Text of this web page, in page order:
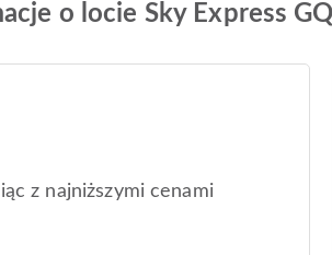
o locie Sky Express
z najniższymi cenami